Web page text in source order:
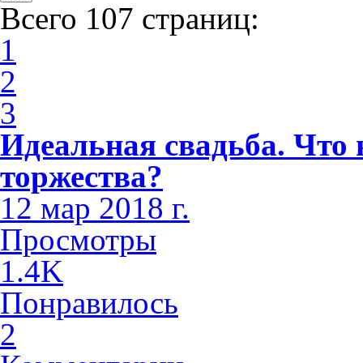
Всего 107 страниц:
1
2
3
Идеальная свадьба. Что
торжества?
12 мар 2018 г.
Просмотры
1.4K
Понравилось
2